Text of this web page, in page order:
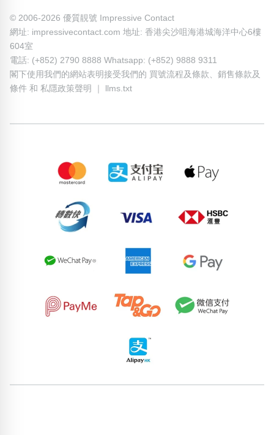
© 2006-2026 優質靚號 Impressive Contact
網址: impressivecontact.com 地址: 香港尖沙咀海港城海洋中心6樓
604室
電話: (+852) 2790 8888 Whatsapp: (+852) 9888 9311
閣下使用我們的網站表明接受我們的 買號流程及條款
銷售條款及
條件 和 私隱政策聲明 llms.txt